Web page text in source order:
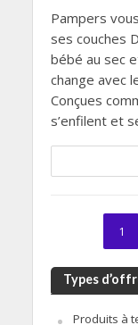
Pampers
ses couches
bébé au sec
change avec
Conçues
s’enfilent et
1
Types
Produits à